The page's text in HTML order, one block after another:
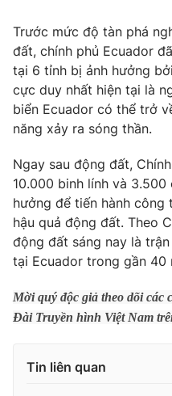
Thế giới đó đây
Câu chuyện quốc tế
Kinh tế
Tài chính
Thị trường
Góc doanh nghiệp
Dữ liệu và đời sống
Truyền hình
Phim VTV
Hậu trường
Nhân vật
Khán giả
Giải sao mai
Giải trí
Điện ảnh
Âm nhạc
Sao
Đời sống
Du lịch
Chất lượng cuộc sống
Giáo dục
Tuyển sinh
Công nghệ
Giao lưu trực tuyến
Trước mức độ tàn phá
đất, chính phủ Ecuador
tại 6 tỉnh bị ảnh hưởng bởi
cực duy nhất hiện tại là
biển Ecuador có thể trở
năng xảy ra sóng thần.
Ngay sau động đất,
10.000 binh lính và
hưởng để tiến hành công
hậu quả động đất. Theo
động đất sáng nay là
tại Ecuador trong gần 40
Mời quý độc giả theo dõi các
Đài Truyền hình Việt Nam
Tin liên quan